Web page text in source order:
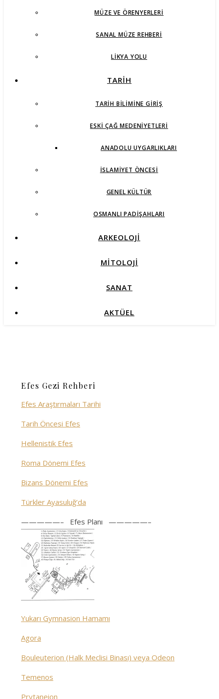
MÜZE VE ÖRENYERLERI
SANAL MÜZE REHBERI
LIKYA YOLU
TARİH
TARIH BILIMINE GIRIŞ
ESKI ÇAĞ MEDENIYETLERI
ANADOLU UYGARLIKLARI
İSLAMIYET ÖNCESI
GENEL KÜLTÜR
OSMANLI PADIŞAHLARI
ARKEOLOJİ
MİTOLOJİ
SANAT
AKTÜEL
Efes Gezi Rehberi
Efes Araştırmaları Tarihi
Tarih Öncesi Efes
Hellenistik Efes
Roma Dönemi Efes
Bizans Dönemi Efes
Türkler Ayasuluğ’da
—————– Efes Planı —————–
Yukarı Gymnasion Hamamı
Agora
Bouleuterion (Halk Meclisi Binası) veya Odeon
Temenos
Prytaneion